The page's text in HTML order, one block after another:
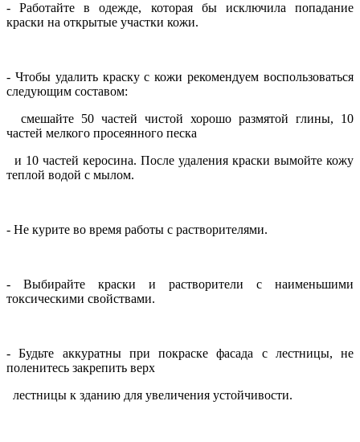
- Работайте в одежде, которая бы исключила попадание
краски на открытые участки кожи.
- Чтобы удалить краску с кожи рекомендуем воспользоваться
следующим составом:
смешайте 50 частей чистой хорошо размятой глины, 10
частей мелкого просеянного песка
и 10 частей керосина. После удаления краски вымойте кожу
теплой водой с мылом.
- Не курите во время работы с растворителями.
- Выбирайте краски и растворители с наименьшими
токсическими свойствами.
- Будьте аккуратны при покраске фасада с лестницы, не
поленитесь закрепить верх
лестницы к зданию для увеличения устойчивости.